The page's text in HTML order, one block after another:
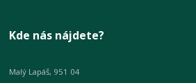
Kde nás nájdete?
Malý Lapáš, 951 04